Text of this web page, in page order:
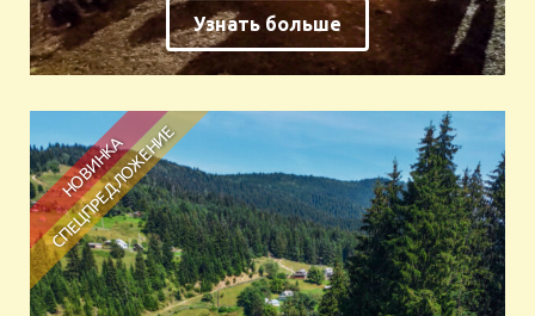
Узнать больше